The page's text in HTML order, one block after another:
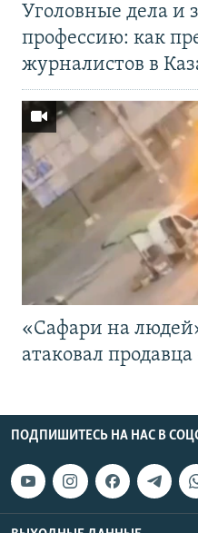
Уголовные дела и
профессию: как
журналистов в
«Cафари на
атаковал
ПОДПИШИТЕСЬ НА НАС В